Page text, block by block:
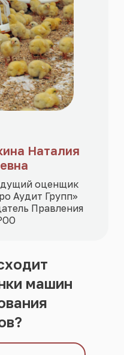
Наталия
оценщик
Аудит Групп»
Правления
машин